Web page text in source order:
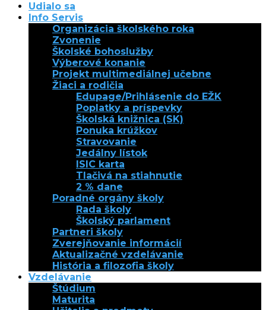
Udialo sa
Info Servis
Organizácia školského roka
Zvonenie
Školské bohoslužby
Výberové konanie
Projekt multimediálnej učebne
Žiaci a rodičia
Edupage/Prihlásenie do EŽK
Poplatky a príspevky
Školská knižnica (SK)
Ponuka krúžkov
Stravovanie
Jedálny lístok
ISIC karta
Tlačivá na stiahnutie
2 % dane
Poradné orgány školy
Rada školy
Školský parlament
Partneri školy
Zverejňovanie informácií
Aktualizačné vzdelávanie
História a filozofia školy
Vzdelávanie
Štúdium
Maturita